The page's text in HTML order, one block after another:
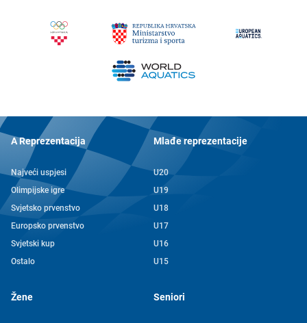
A Reprezentacija
Najveći uspjesi
Olimpijske igre
Svjetsko prvenstvo
Europsko prvenstvo
Svjetski kup
Ostalo
Mlađe reprezentacije
U20
U19
U18
U17
U16
U15
Žene Seniori